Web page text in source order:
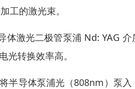
工的激光束。
激光二极管泵浦 Nd: YAG
转换效率高。
半导体泵浦光（808nm）泵